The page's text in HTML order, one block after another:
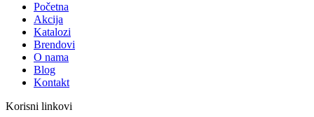
Početna
Akcija
Katalozi
Brendovi
O nama
Blog
Kontakt
Korisni linkovi